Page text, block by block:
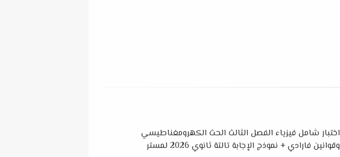
اختبار شامل فيزياء الفصل الثالث الحث الكهرومغناطيسي
وقوانين فارادي + نموذج الإجابة تالتة ثانوي 2026 لمستر